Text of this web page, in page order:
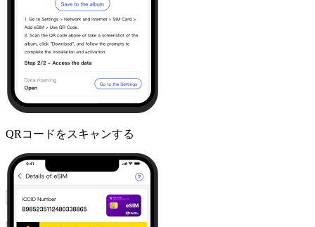
QRコードをスキャンする